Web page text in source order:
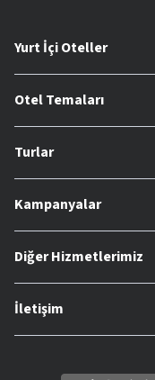
Yurt İçi Oteller
Otel Temaları
Turlar
Kampanyalar
Diğer Hizmetlerimiz
İletişim